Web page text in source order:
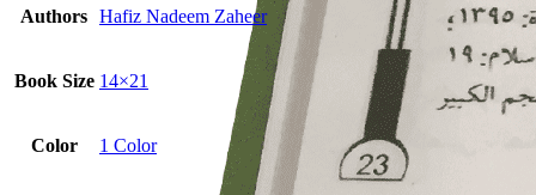

Authors Hafiz Nadeem Zaheer
Book Size 14×21
Color 1 Color